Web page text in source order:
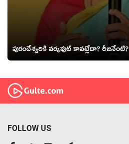
పురందేశ్వ‌రికి వ‌ర్క‌వుట్ కావ‌ట్లేదా? రీజ‌నేంటి?
FOLLOW US